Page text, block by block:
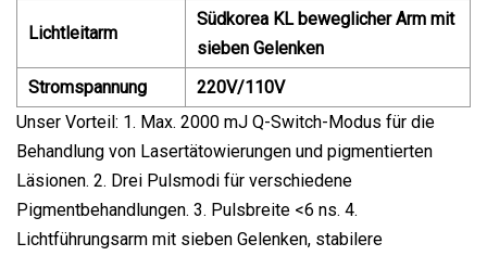
Lichtleitarm
Südkorea KL beweglicher Arm mit
sieben Gelenken
Stromspannung
220V/110V
Unser Vorteil: 1. Max. 2000 mJ Q-Switch-Modus für die
Behandlung von Lasertätowierungen und pigmentierten
Läsionen. 2. Drei Pulsmodi für verschiedene
Pigmentbehandlungen. 3. Pulsbreite <6 ns. 4.
Lichtführungsarm mit sieben Gelenken, stabilere